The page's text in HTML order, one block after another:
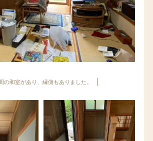
の和室があり、縁側もありました。